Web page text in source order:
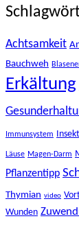
Achtsamkeit
Bauchweh
Erkältung
Immunsystem
Läuse Magen-Darm
Pflanzentipp
Thymian video
Wunden